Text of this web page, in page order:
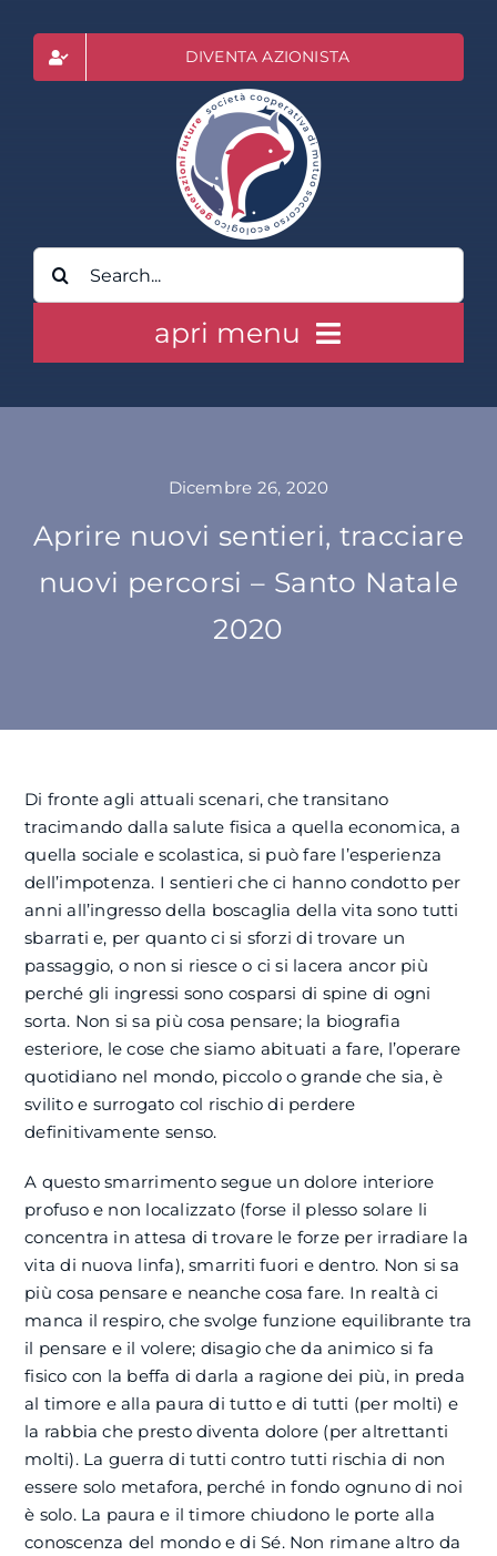
contenuto
DIVENTA AZIONISTA
Cerca
per:
apri menu
CLASS ACTION RAI
SU DI NOI
ATTIVITÀ
CONTATTI
Dicembre 26, 2020
Aprire nuovi sentieri, tracciare
nuovi percorsi – Santo Natale
2020
Di fronte agli attuali scenari, che transitano
tracimando dalla salute fisica a quella economica, a
quella sociale e scolastica, si può fare l’esperienza
dell’impotenza. I sentieri che ci hanno condotto per
anni all’ingresso della boscaglia della vita sono tutti
sbarrati e, per quanto ci si sforzi di trovare un
passaggio, o non si riesce o ci si lacera ancor più
perché gli ingressi sono cosparsi di spine di ogni
sorta. Non si sa più cosa pensare; la biografia
esteriore, le cose che siamo abituati a fare, l’operare
quotidiano nel mondo, piccolo o grande che sia, è
svilito e surrogato col rischio di perdere
definitivamente senso.
A questo smarrimento segue un dolore interiore
profuso e non localizzato (forse il plesso solare li
concentra in attesa di trovare le forze per irradiare la
vita di nuova linfa), smarriti fuori e dentro. Non si sa
più cosa pensare e neanche cosa fare. In realtà ci
manca il respiro, che svolge funzione equilibrante tra
il pensare e il volere; disagio che da animico si fa
fisico con la beffa di darla a ragione dei più, in preda
al timore e alla paura di tutto e di tutti (per molti) e
la rabbia che presto diventa dolore (per altrettanti
molti). La guerra di tutti contro tutti rischia di non
essere solo metafora, perché in fondo ognuno di noi
è solo. La paura e il timore chiudono le porte alla
conoscenza del mondo e di Sé. Non rimane altro da